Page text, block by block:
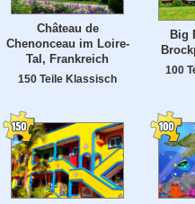
Château de
Chenonceau im Loire-
Tal, Frankreich
150 Teile Klassisch
Big
100